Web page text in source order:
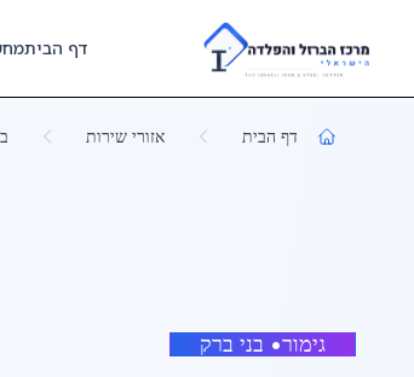
Skip to main content
דף הבית
דף הבית אזורי שירות
גימור• בני ברק